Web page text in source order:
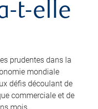
t-elle
prudentes dans la
mondiale
défis découlant de
commerciale et de